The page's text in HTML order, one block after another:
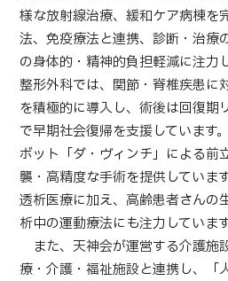
JMHCについて
外国人受療者様へ
日本の医療について
受診の流れ
医療プログラム検索
部位・疾病で探す
検査・術式・
治療方法で探す
美容医療を探す
様な放射線治療、緩和ケア病棟を
法、免疫療法と連携、診断・治療
の身体的・精神的負担軽減に注力
整形外科では、関節・脊椎疾患に
を積極的に導入し、術後は回復期
で早期社会復帰を支援しています
ボット「ダ・ヴィンチ」による前
襲・高精度な手術を提供していま
透析医療に加え、高齢患者さんの
析中の運動療法にも注力しています
また、天神会が運営する介護施
療・介護・福祉施設と連携し、「